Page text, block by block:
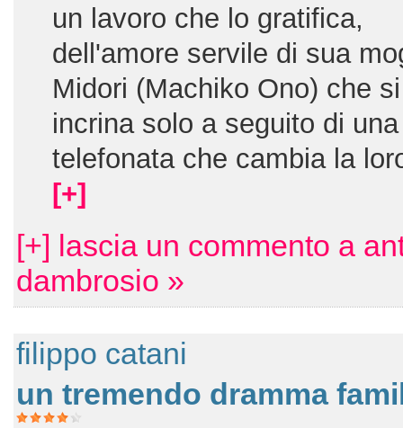
un lavoro che lo gratifica,
dell'amore servile di sua
Midori (Machiko Ono) che si
incrina solo a seguito di una
telefonata che cambia la
[+]
[+] lascia un commento a
dambrosio »
filippo catani
un tremendo dramma